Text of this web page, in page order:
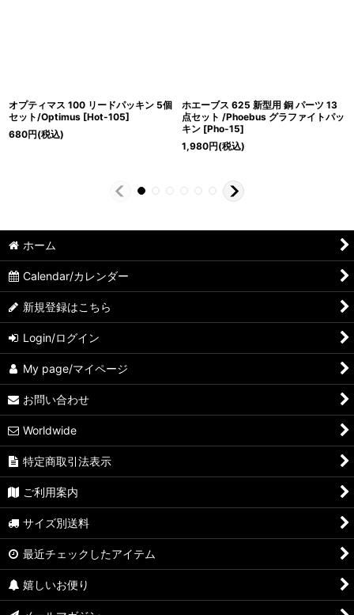
オプティマス 100 リードパッキン 5個
セット/Optimus [Hot-105]
680円(税込)
ホエーブス 625 新型用 銅 パーツ 13
点セット /Phoebus グラファイトパッ
キン [Pho-15]
1,980円(税込)
ホーム
Calendar/カレンダー
新規登録はこちら
Login/ログイン
My page/マイページ
お問い合わせ
Worldwide
特定商取引法表示
ご利用案内
サイズ別送料
最近チェックしたアイテム
嬉しいお便り